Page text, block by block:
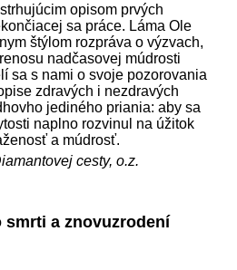
opisom prvých
sa práce. Láma Ole
štýlom rozpráva o výzvach,
nadčasovej múdrosti
sa s nami o svoje pozorovania
zdravých i nezdravých
jediného priania: aby sa
naplno rozvinul na úžitok
a múdrosť.
cesty, o.z.
a znovuzrodení